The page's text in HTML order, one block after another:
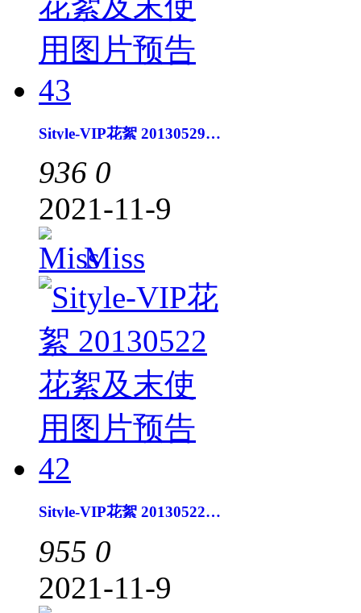
Sityle-VIP花絮 20130529花絮及末使用图片预告43
936 0
2021-11-9
Miss
Sityle-VIP花絮 20130522花絮及末使用图片预告42
955 0
2021-11-9